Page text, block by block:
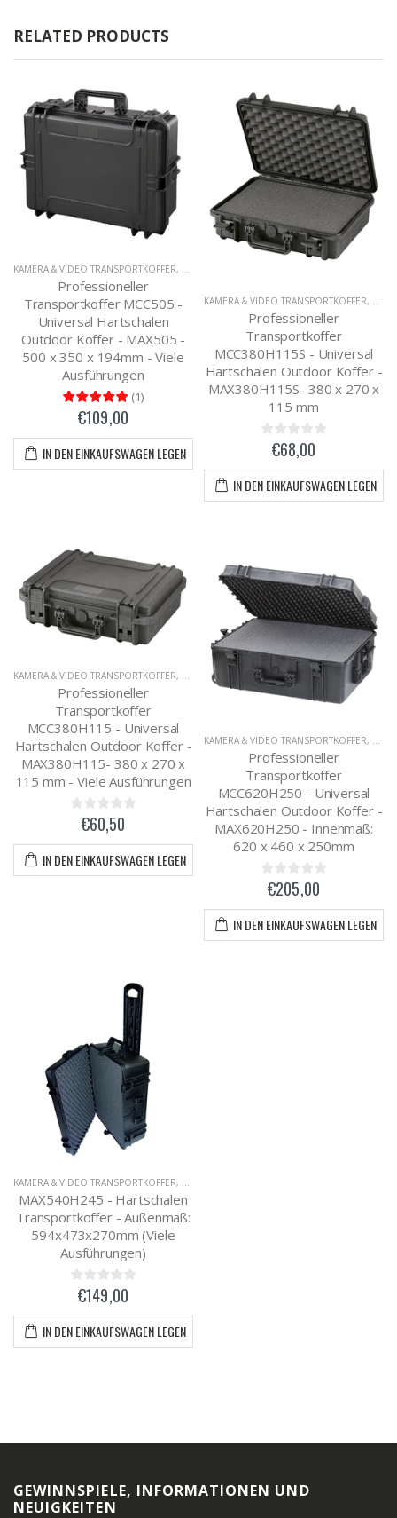
RELATED PRODUCTS
KAMERA & VIDEO TRANSPORTKOFFER,
Professioneller
Transportkoffer MCC505 -
Universal Hartschalen
Outdoor Koffer - MAX505 -
500 x 350 x 194mm - Viele
Ausführungen
(1)
€109,00
IN DEN EINKAUFSWAGEN LEGEN
KAMERA & VIDEO TRANSPORTKOFFER,
Professioneller
Transportkoffer
MCC380H115S - Universal
Hartschalen Outdoor Koffer -
MAX380H115S- 380 x 270 x
115 mm
€68,00
IN DEN EINKAUFSWAGEN LEGEN
KAMERA & VIDEO TRANSPORTKOFFER, OUTDOOR KOFFER
Professioneller
Transportkoffer
MCC380H115 - Universal
Hartschalen Outdoor Koffer -
MAX380H115- 380 x 270 x
115 mm - Viele Ausführungen
€60,50
IN DEN EINKAUFSWAGEN LEGEN
KAMERA & VIDEO TRANSPORTKOFFER,
Professioneller
Transportkoffer
MCC620H250 - Universal
Hartschalen Outdoor Koffer -
MAX620H250 - Innenmaß:
620 x 460 x 250mm
€205,00
IN DEN EINKAUFSWAGEN LEGEN
KAMERA & VIDEO TRANSPORTKOFFER, MAX / PLASTICA PANARO KOFFER
MAX540H245 - Hartschalen
Transportkoffer - Außenmaß:
594x473x270mm (Viele
Ausführungen)
€149,00
IN DEN EINKAUFSWAGEN LEGEN
GEWINNSPIELE, INFORMATIONEN UND
NEUIGKEITEN